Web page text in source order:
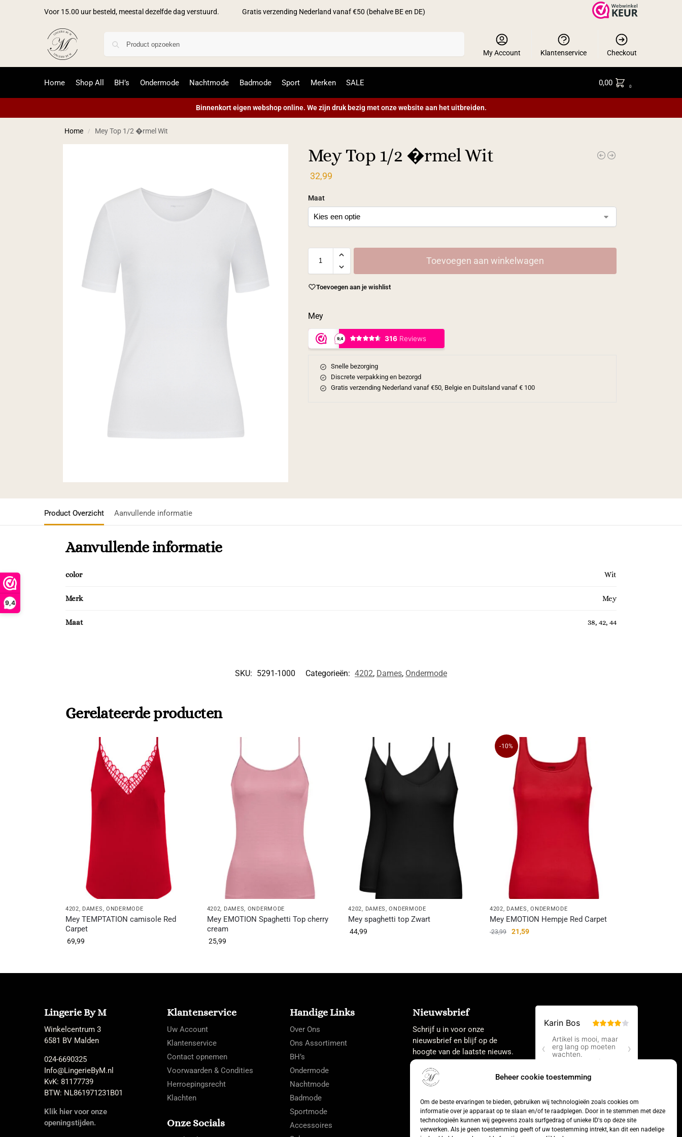
9,4
Beheer cookie toestemming
Om de beste ervaringen te bieden, gebruiken wij technologieën zoals cookies om
informatie over je apparaat op te slaan en/of te raadplegen. Door in te stemmen met deze
technologieën kunnen wij gegevens zoals surfgedrag of unieke ID's op deze site
verwerken. Als je geen toestemming geeft of uw toestemming intrekt, kan dit een nadelige
Voor 15.00 uur besteld, meestal dezelfde dag verstuurd. Gratis verzending Nederland vanaf €50 (behalve BE en DE)
My Account Klantenservice Checkout
Home Shop All BH’s Ondermode Nachtmode Badmode Sport Merken SALE 0,00 0
Binnenkort eigen webshop online. We zijn druk bezig met onze website aan het uitbreiden.
Home / Mey Top 1/2 �rmel Wit
Mey Top 1/2 �rmel Wit
32,99
Maat
Toevoegen aan winkelwagen
Toevoegen aan je wishlist
Mey
Snelle bezorging
Discrete verpakking en bezorgd
Gratis verzending Nederland vanaf €50, Belgie en Duitsland vanaf € 100
Product Overzicht Aanvullende informatie
Aanvullende informatie
color Wit
Merk Mey
Maat 38, 42, 44
SKU: 5291-1000 Categorieën: 4202, Dames, Ondermode
Gerelateerde producten
4202, DAMES, ONDERMODE
Mey TEMPTATION camisole Red
Carpet
69,99
4202, DAMES, ONDERMODE
Mey EMOTION Spaghetti Top cherry
cream
25,99
4202, DAMES,ONDERMODE
Mey spaghetti top Zwart
44,99
-10%
4202, DAMES,ONDERMODE
Mey EMOTION Hempje Red Carpet
23,99 21,59
Lingerie By M
Winkelcentrum 3
6581 BV Malden
024-6690325
Info@LingerieByM.nl
KvK: 81177739
BTW: NL861971231B01
Klik hier voor onze
openingstijden.
Klantenservice
Uw Account
Klantenservice
Contact opnemen
Voorwaarden & Condities
Herroepingsrecht
Klachten
Onze Socials
Handige Links
Over Ons
Ons Assortiment
BH’s
Ondermode
Nachtmode
Badmode
Sportmode
Accessoires
Nieuwsbrief
Schrijf u in voor onze
nieuwsbrief en blijf op de
hoogte van de laatste nieuws.